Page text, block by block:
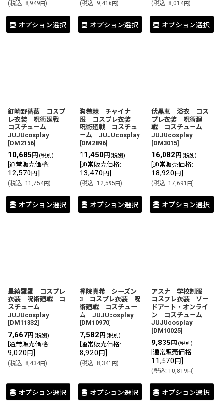
(税込: 8,949円)
オプション選択
(税込: 9,416円)
オプション選択
(税込: 8,014円)
オプション選択
釘崎野薔薇 コスプ
レ衣装 呪術廻戦
コスチューム
JUJUcosplay
[DM2166]
10,685 円 (税別)
通常販売価格:
12,570 円]
(税込: 11,754円)
オプション選択
狗巻棘 チャイナ
服 コスプレ衣装
呪術廻戦 コスチュ
ーム JUJUcosplay
[DM2896]
11,450円 (税別)
通常販売価格:
13,470 円]
(税込: 12,595円)
オプション選択
伏黒恵 浴衣 コス
プレ衣装 呪術廻
戦 コスチューム
JUJUcosplay
[DM3015]
16,082 円 (税別)
通常販売価格:
18,920 円]
(税込: 17,691 円)
オプション選択
星綺羅羅 コスプレ
衣装 呪術廻戦 コ
スチューム
JUJUcosplay
[DM11332]
7,667円 (税別)
通常販売価格:
9,020 円]
(税込: 8,434円)
オプション選択
禅院真希 シーズン
3 コスプレ衣装 呪
術廻戦 コスチュー
ム JUJUcosplay
[DM10970]
7,582 円 (税別)
通常販売価格:
8,920 円]
(税込: 8,341 円)
オプション選択
アスナ 学校制服
コスプレ衣装 ソー
ドアート・オンライ
ン コスチューム
JUJUcosplay
[DM10025]
9,835 円 (税別)
通常販売価格:
11,570 円]
(税込: 10,819円)
オプション選択